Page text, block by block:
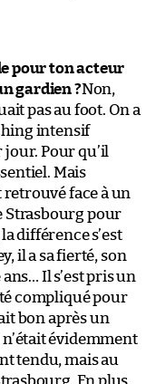
pour ton acteur
gardien ?Non,
pas au foot. On a
intensif
Pour qu’il
Mais
retrouvé face à un
Strasbourg pour
différence s’est
il a sa fierté, son
Il s’est pris un
compliqué pour
bon après un
évidemment
tendu, mais au